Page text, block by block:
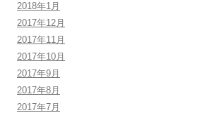
2018年1月
2017年12月
2017年11月
2017年10月
2017年9月
2017年8月
2017年7月